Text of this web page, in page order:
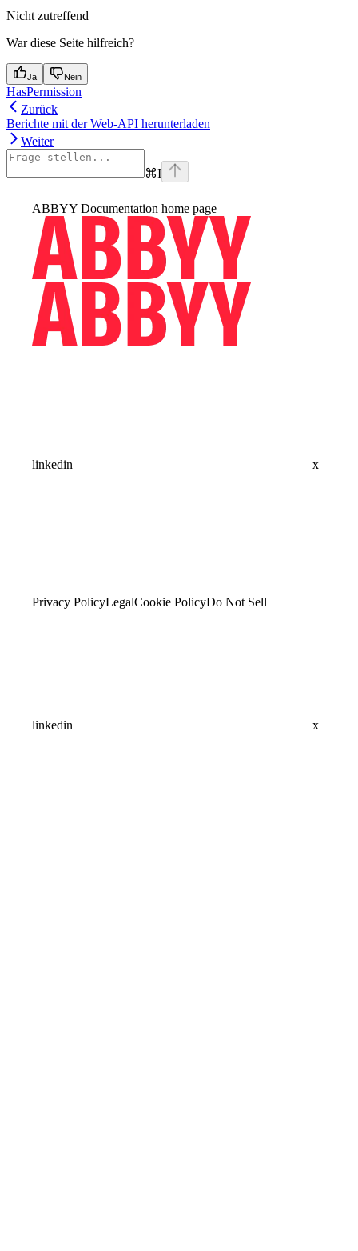
Nicht zutreffend
War diese Seite hilfreich?
Ja Nein
HasPermission
Zurück
Berichte mit der Web-API herunterladen
Weiter
⌘I
ABBYY Documentation home page
linkedin x
Privacy PolicyLegalCookie PolicyDo Not Sell
linkedin x